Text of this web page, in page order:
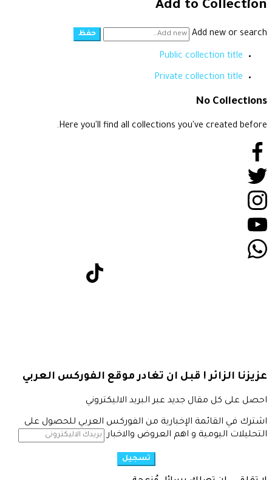
Add to Collection
Add new or search
Public collection title
Private collection title
No Collections
Here you'll find all collections you've created before.
عزيزنا الزائر ! قبل ان تغادر موقع الفوركس العربي
احصل على كل مقال جديد عبر البريد الاليكتروني
اشترك في القائمة الإخبارية من الفوركس العربي للحصول على
التحليلات اليومية و اهم العروض والاخبار
تسجيل